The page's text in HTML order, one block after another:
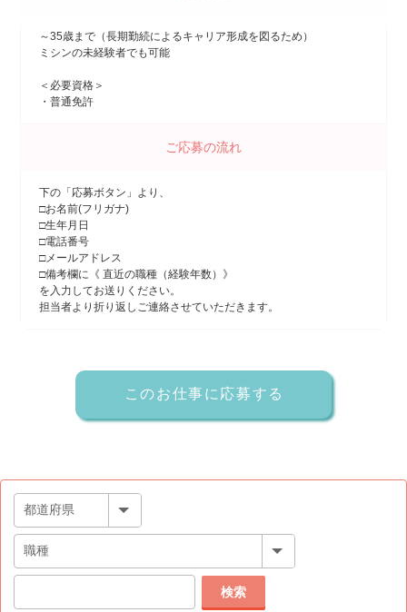
～35歳まで（長期勤続によるキャリア形成を図るため）
ミシンの未経験者でも可能
＜必要資格＞
・普通免許
ご応募の流れ
下の「応募ボタン」より、
□お名前(フリガナ)
□生年月日
□電話番号
□メールアドレス
□備考欄に《 直近の職種（経験年数）》
を入力してお送りください。
担当者より折り返しご連絡させていただきます。
検索